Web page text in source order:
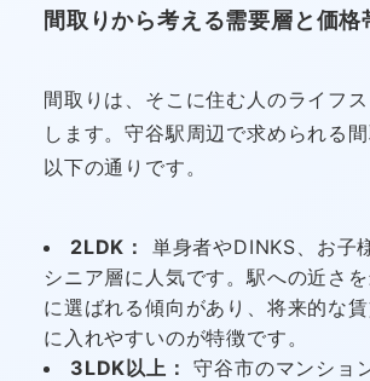
間取りから考える需要層と価格
間取りは、そこに住む人のライフ
します。守谷駅周辺で求められる
以下の通りです。
2LDK：
単身者やDINKS、お子
シニア層に人気です。駅への近さ
に選ばれる傾向があり、将来的な
に入れやすいのが特徴です。
3LDK以上： 守谷市のマンショ